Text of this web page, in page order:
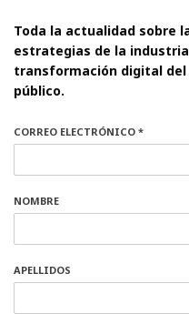
Toda la actualidad sobre
estrategias de la
transformación digital
público.
CORREO ELECTRÓNICO *
NOMBRE
APELLIDOS